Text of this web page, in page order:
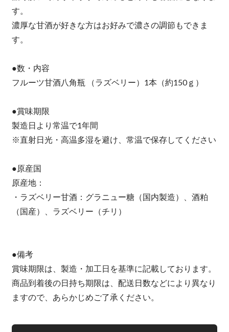
す。
濃厚な甘酒が好きな方はお好みで濃さの調節もできま
す。
●数・内容
フルーツ甘酒八角瓶 （ラズベリー）1本（約150ｇ）
●賞味期限
製造日より常温で1年間
※直射日光・高温多湿を避け、常温で保存してください
●原産国
原産地：
・ラズベリー甘酒：グラニュー糖（国内製造）、酒粕
（国産）、ラズベリー（チリ）
●備考
賞味期限は、製造・加工日を基準に記載しております。
商品到着後の日持ち期限は、配送日数などにより異なり
ますので、あらかじめご了承ください。